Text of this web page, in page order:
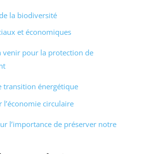
la biodiversité
et économiques
venir pour la protection de
transition énergétique
circulaire
l’importance de préserver notre